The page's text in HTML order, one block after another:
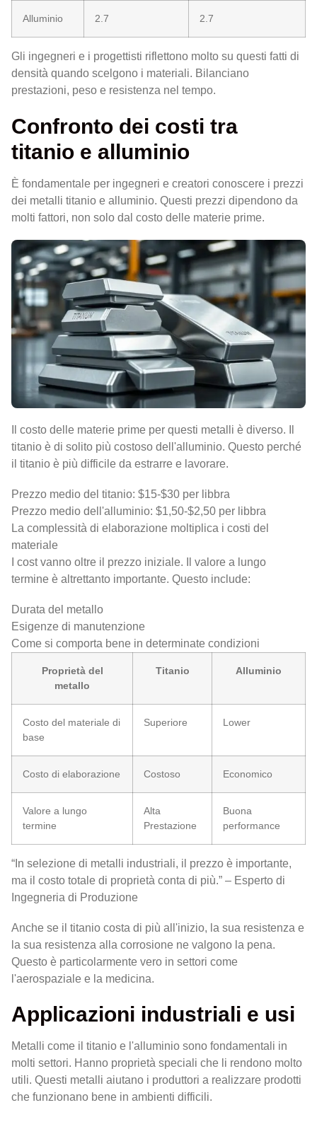
Alluminio 2.7 2.7
Gli ingegneri e i progettisti riflettono molto su questi fatti di
densità quando scelgono i materiali. Bilanciano
prestazioni, peso e resistenza nel tempo.
Confronto dei costi tra
titanio e alluminio
È fondamentale per ingegneri e creatori conoscere i prezzi
dei metalli titanio e alluminio. Questi prezzi dipendono da
molti fattori, non solo dal costo delle materie prime.
Il costo delle materie prime per questi metalli è diverso. Il
titanio è di solito più costoso dell'alluminio. Questo perché
il titanio è più difficile da estrarre e lavorare.
Prezzo medio del titanio: $15-$30 per libbra
Prezzo medio dell'alluminio: $1,50-$2,50 per libbra
La complessità di elaborazione moltiplica i costi del
materiale
I cost vanno oltre il prezzo iniziale. Il valore a lungo
termine è altrettanto importante. Questo include:
Durata del metallo
Esigenze di manutenzione
Come si comporta bene in determinate condizioni
Proprietà del
metallo
Titanio Alluminio
Costo del materiale di
base
Superiore Lower
Costo di elaborazione Costoso Economico
Valore a lungo
termine
Alta
Prestazione
Buona
performance
“In selezione di metalli industriali, il prezzo è importante,
ma il costo totale di proprietà conta di più.” – Esperto di
Ingegneria di Produzione
Anche se il titanio costa di più all'inizio, la sua resistenza e
la sua resistenza alla corrosione ne valgono la pena.
Questo è particolarmente vero in settori come
l'aerospaziale e la medicina.
Applicazioni industriali e usi
Metalli come il titanio e l'alluminio sono fondamentali in
molti settori. Hanno proprietà speciali che li rendono molto
utili. Questi metalli aiutano i produttori a realizzare prodotti
che funzionano bene in ambienti difficili.